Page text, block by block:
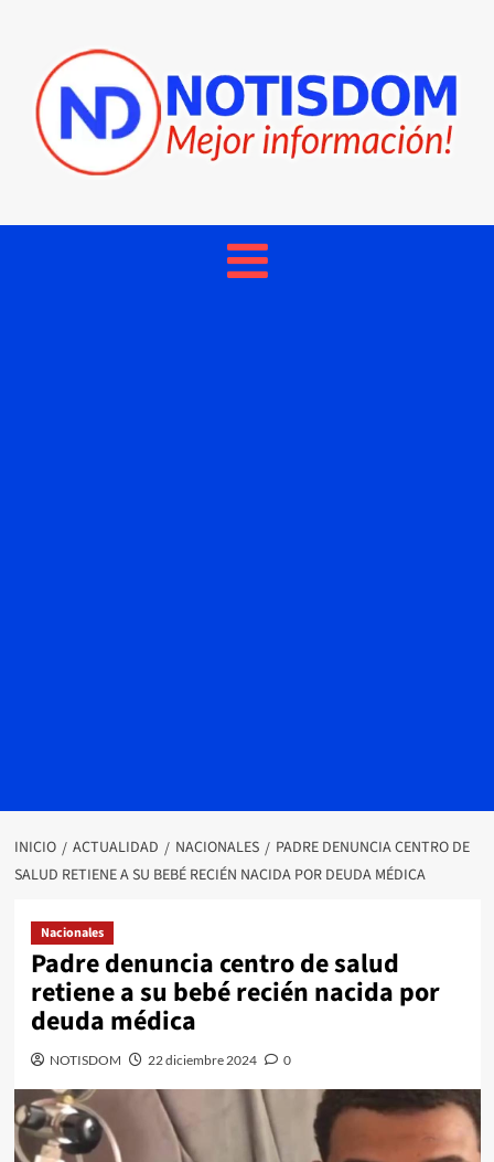
INICIO ACTUALIDAD NACIONALES
PADRE DENUNCIA CENTRO DE
SALUD RETIENE A SU BEBÉ RECIÉN NACIDA POR DEUDA MÉDICA
Nacionales
Padre denuncia centro de salud
retiene a su bebé recién nacida por
deuda médica
NOTISDOM 22 diciembre 2024 0